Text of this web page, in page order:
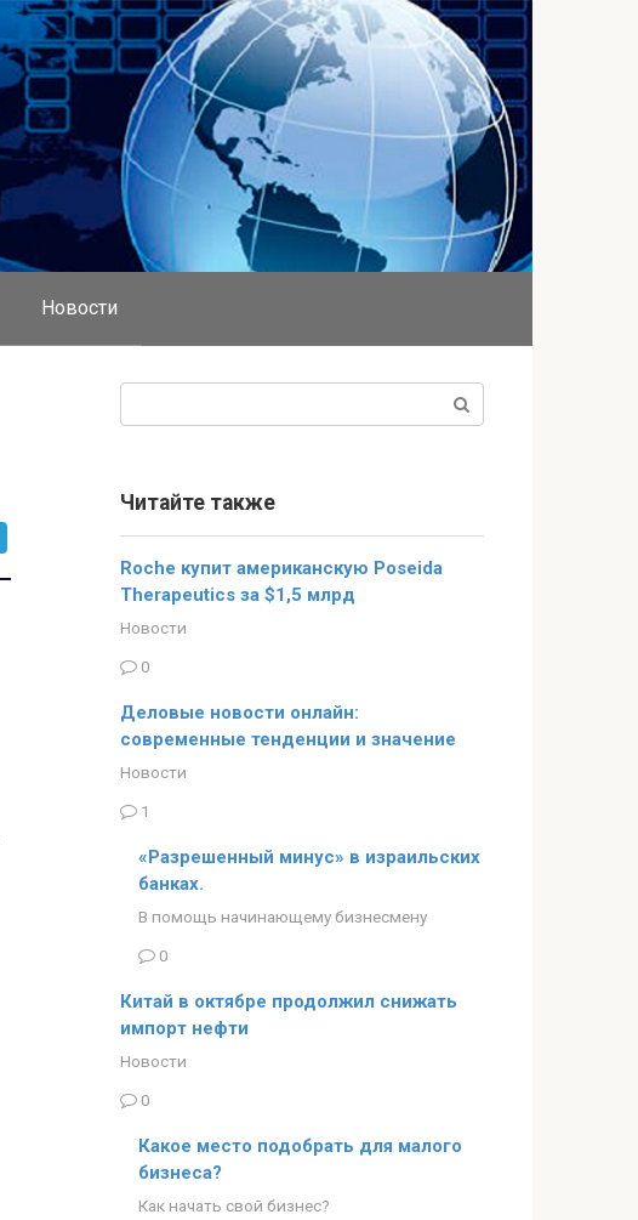
Новости
Читайте также
Roche купит американскую Poseida
Therapeutics за $1,5 млрд
Новости
0
Деловые новости онлайн:
современные тенденции и значение
Новости
1
«Разрешенный минус» в израильских
банках.
В помощь начинающему бизнесмену
0
Китай в октябре продолжил снижать
импорт нефти
Новости
0
Какое место подобрать для малого
бизнеса?
Как начать свой бизнес?